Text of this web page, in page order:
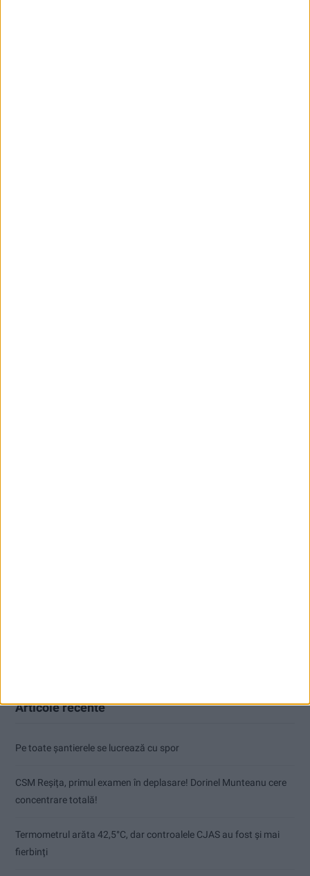
Articole recente
Pe toate șantierele se lucrează cu spor
CSM Reșița, primul examen în deplasare! Dorinel Munteanu cere
concentrare totală!
Termometrul arăta 42,5°C, dar controalele CJAS au fost și mai
fierbinți